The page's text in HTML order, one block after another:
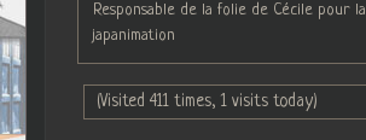
Responsable de la folie de Cécile pour la
japanimation
(Visited 411 times, 1 visits today)